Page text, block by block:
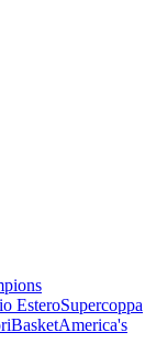
EsteroSupercoppa
BasketAmerica's